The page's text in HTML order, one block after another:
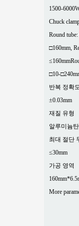
1500-
Chuck
Round
□160mm,
≤160mm
□10-
반복 정확
±0.03mm
재질 유형
알루미늄
최대 절단
≤30mm
가공 영역
More